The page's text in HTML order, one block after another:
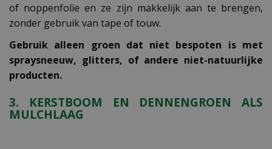
of noppenfolie en ze zijn makkelijk aan te brengen,
zonder gebruik van tape of touw.
Gebruik alleen groen dat niet bespoten is met
spraysneeuw, glitters, of andere niet-natuurlijke
producten.
3. KERSTBOOM EN DENNENGROEN ALS
MULCHLAAG